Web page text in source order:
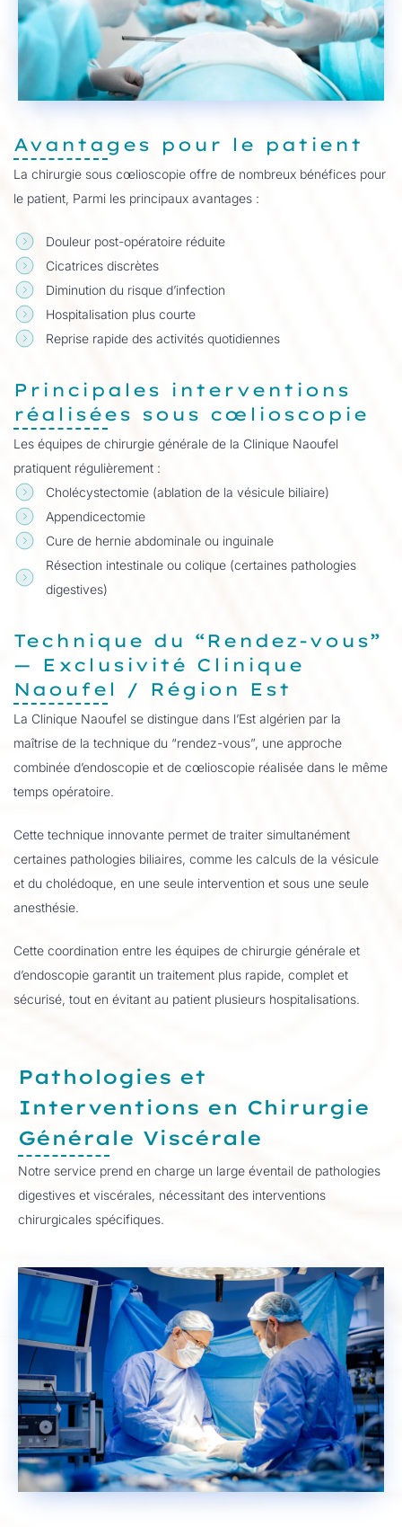
Avantages pour le patient
La chirurgie sous cœlioscopie offre de nombreux bénéfices pour
le patient, Parmi les principaux avantages :
Douleur post-opératoire réduite
Cicatrices discrètes
Diminution du risque d’infection
Hospitalisation plus courte
Reprise rapide des activités quotidiennes
Principales interventions
réalisées sous cœlioscopie
Les équipes de chirurgie générale de la Clinique Naoufel
pratiquent régulièrement :
Cholécystectomie (ablation de la vésicule biliaire)
Appendicectomie
Cure de hernie abdominale ou inguinale
Résection intestinale ou colique (certaines pathologies
digestives)
Technique du “Rendez-vous”
— Exclusivité Clinique
Naoufel / Région Est
La Clinique Naoufel se distingue dans l’Est algérien par la
maîtrise de la technique du “rendez-vous”, une approche
combinée d’endoscopie et de cœlioscopie réalisée dans le même
temps opératoire.
Cette technique innovante permet de traiter simultanément
certaines pathologies biliaires, comme les calculs de la vésicule
et du cholédoque, en une seule intervention et sous une seule
anesthésie.
Cette coordination entre les équipes de chirurgie générale et
d’endoscopie garantit un traitement plus rapide, complet et
sécurisé, tout en évitant au patient plusieurs hospitalisations.
Pathologies et
Interventions en Chirurgie
Générale Viscérale
Notre service prend en charge un large éventail de pathologies
digestives et viscérales, nécessitant des interventions
chirurgicales spécifiques.